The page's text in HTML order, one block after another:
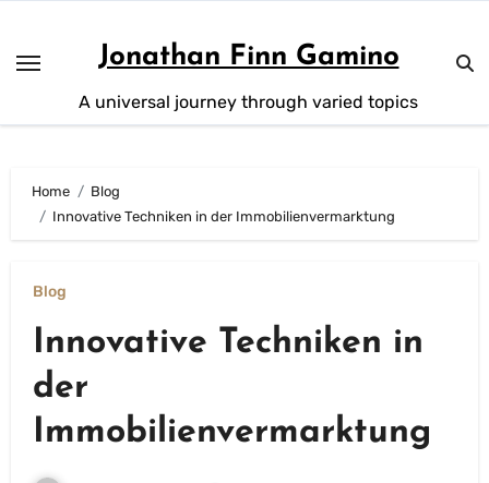
content
Jonathan Finn Gamino
A universal journey through varied topics
Home
Blog
Innovative Techniken in der Immobilienvermarktung
Blog
Innovative Techniken in
der
Immobilienvermarktung